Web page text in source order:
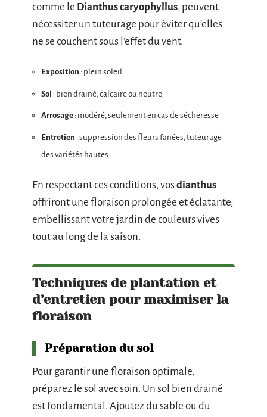
comme le Dianthus caryophyllus, peuvent
nécessiter un tuteurage pour éviter qu’elles
ne se couchent sous l’effet du vent.
Exposition : plein soleil
Sol : bien drainé, calcaire ou neutre
Arrosage : modéré, seulement en cas de sécheresse
Entretien : suppression des fleurs fanées, tuteurage
des variétés hautes
En respectant ces conditions, vosdianthus
offriront une floraison prolongée et éclatante,
embellissant votre jardin de couleurs vives
tout au long de la saison.
Techniques de plantation et
d’entretien pour maximiser la
floraison
Préparation du sol
Pour garantir une floraison optimale,
préparez le sol avec soin. Un sol bien drainé
est fondamental. Ajoutez du sable ou du